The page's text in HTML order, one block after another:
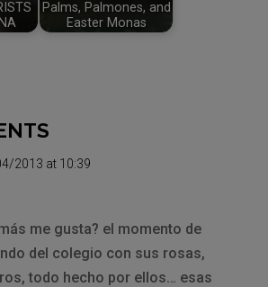
Palms, Palmones, and
Easter Monas
2013 at 10:39
me gusta? el momento de
del colegio con sus rosas,
todo hecho por ellos… esas